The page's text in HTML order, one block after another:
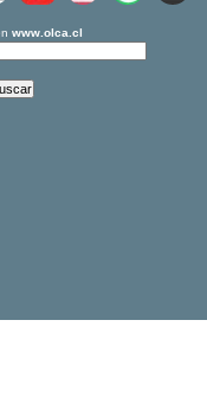
www.olca.cl